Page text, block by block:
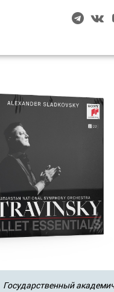
Государственный